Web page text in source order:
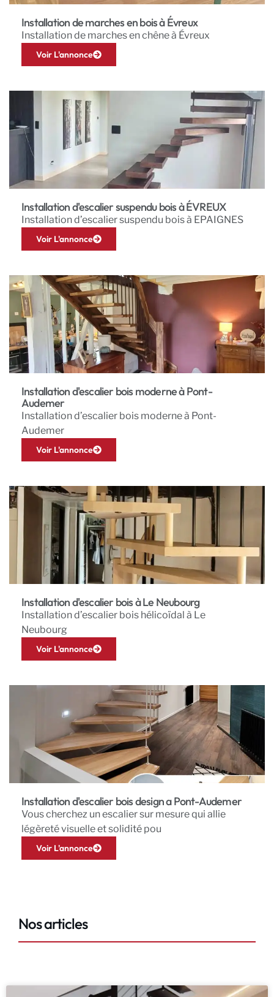
Installation de marches en bois à Évreux
Installation de marches en chêne à Évreux
Voir L'annonce
Installation d'escalier suspendu bois à ÉVREUX
Installation d’escalier suspendu bois à EPAIGNES
Voir L'annonce
Installation d'escalier bois moderne à Pont-
Audemer
Installation d’escalier bois moderne à Pont-
Audemer
Voir L'annonce
Installation d'escalier bois à Le Neubourg
Installation d’escalier bois hélicoïdal à Le
Neubourg
Voir L'annonce
Installation d'escalier bois design a Pont-Audemer
Vous cherchez un escalier sur mesure qui allie
légèreté visuelle et solidité pou
Voir L'annonce
Nos articles